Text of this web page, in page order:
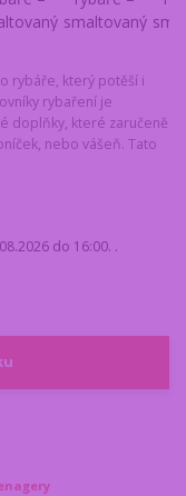
rybáře, který potěší i
rybaření je
doplňky, které zaručeně
nebo vášeň. Tato
do 16:00. .